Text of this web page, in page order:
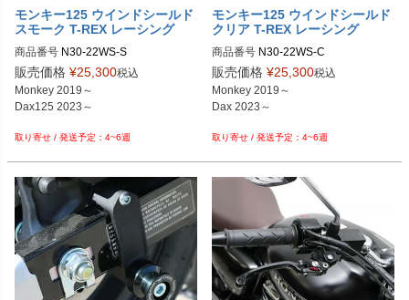
モンキー125 ウインドシールド
スモーク T-REX レーシング
商品番号 N30-22WS-S
M型番：N30-22Windshield Smoke
販売価格 ¥25,300税込
Monkey 2019～
Dax125 2023～
ウインドシールド 4~6週
モンキー125 ウインドシールド
クリア T-REX レーシング
商品番号 N30-22WS-C
M型番：N30-22Windshield Clear
販売価格 ¥25,300税込
Monkey 2019～
Dax 2023～
ウインドシールド 4~6週